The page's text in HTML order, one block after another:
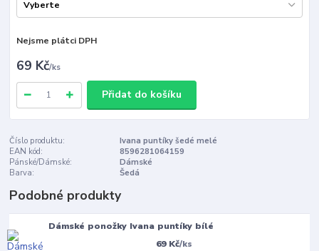
Nejsme plátci DPH
69 Kč/ks
Přidat do košíku
Číslo produktu:
Ivana puntíky šedé melé
EAN kód:
8596281064159
Pánské/Dámské:
Dámské
Barva:
Šedá
Podobné produkty
Dámské ponožky Ivana puntíky bílé
69 Kč/ks